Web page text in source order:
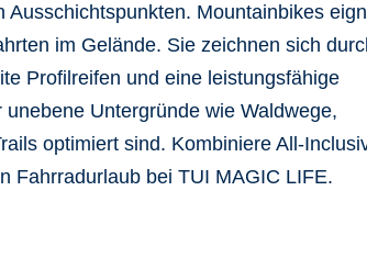
Ausschichtspunkten. Mountainbikes
im Gelände. Sie zeichnen sich
Profilreifen und eine leistungsfähige
Untergründe wie Waldwege,
optimiert sind. Kombiniere All-
Fahrradurlaub bei TUI MAGIC LIFE.